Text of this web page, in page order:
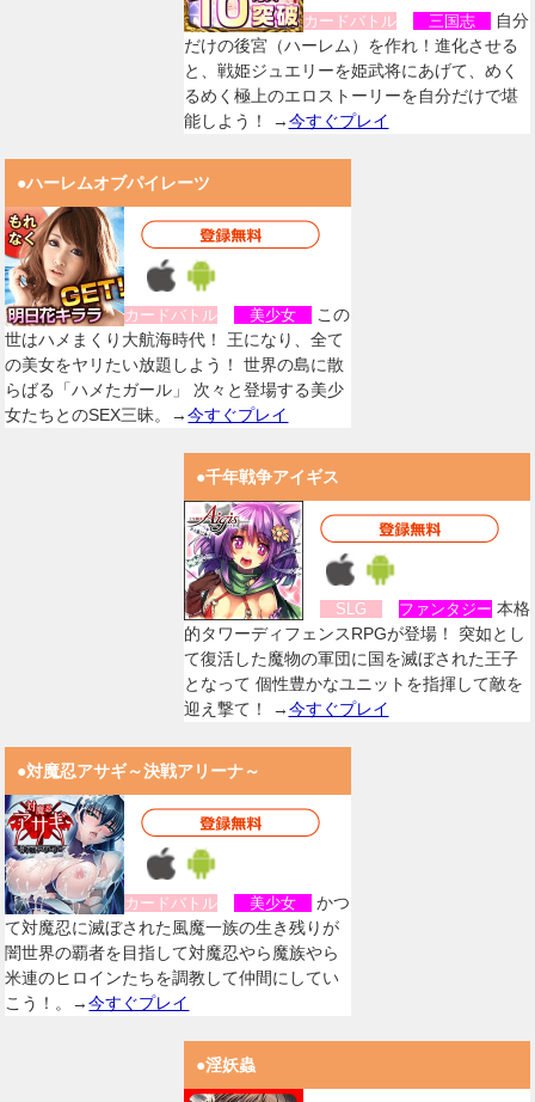
カードバトル 三国志
自分
だけの後宮（ハーレム）を作れ！進化させる
と、戦姫ジュエリーを姫武将にあげて、めく
るめく極上のエロストーリーを自分だけで堪
能しよう！ →今すぐプレイ
●ハーレムオブパイレーツ
カードバトル 美少女
この
世はハメまくり大航海時代！ 王になり、全て
の美女をヤリたい放題しよう！ 世界の島に散
らばる「ハメたガール」 次々と登場する美少
女たちとのSEX三昧。→今すぐプレイ
●千年戦争アイギス
SLG ファンタジー 本格
的タワーディフェンスRPGが登場！ 突如とし
て復活した魔物の軍団に国を滅ぼされた王子
となって 個性豊かなユニットを指揮して敵を
迎え撃て！ →今すぐプレイ
●対魔忍アサギ～決戦アリーナ～
カードバトル 美少女
かつ
て対魔忍に滅ぼされた風魔一族の生き残りが
闇世界の覇者を目指して対魔忍やら魔族やら
米連のヒロインたちを調教して仲間にしてい
こう！。→今すぐプレイ
●淫妖蟲